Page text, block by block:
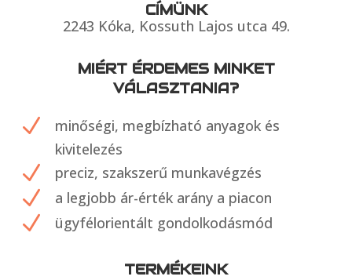
CÍMÜNK
2243 Kóka, Kossuth Lajos utca 49.
MIÉRT ÉRDEMES MINKET
VÁLASZTANIA?
N
minőségi, megbízható anyagok és
kivitelezés
N preciz, szakszerű munkavégzés
N a legjobb ár-érték arány a piacon
N ügyfélorientált gondolkodásmód
TERMÉKEINK